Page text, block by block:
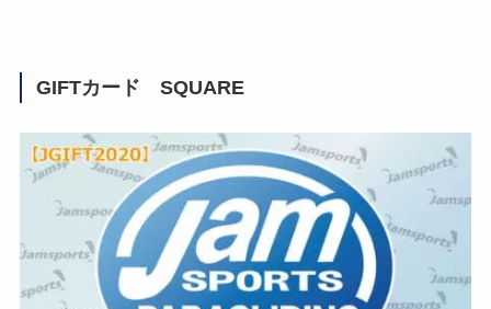
GIFTカード SQUARE